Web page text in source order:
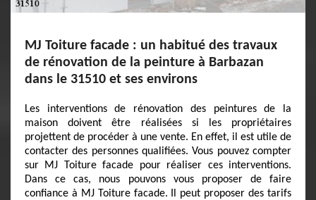
MJ Toiture facade : un habitué des travaux
de rénovation de la peinture à Barbazan
dans le 31510 et ses environs
Les interventions de rénovation des peintures de la
maison doivent être réalisées si les propriétaires
projettent de procéder à une vente. En effet, il est utile de
contacter des personnes qualifiées. Vous pouvez compter
sur MJ Toiture facade pour réaliser ces interventions.
Dans ce cas, nous pouvons vous proposer de faire
confiance à MJ Toiture facade. Il peut proposer des tarifs